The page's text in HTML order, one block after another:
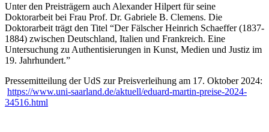
Unter den Preisträgern auch Alexander Hilpert für seine
Doktorarbeit bei Frau Prof. Dr. Gabriele B. Clemens. Die
Doktorarbeit trägt den Titel “Der Fälscher Heinrich Schaeffer (1837-
1884) zwischen Deutschland, Italien und Frankreich. Eine
Untersuchung zu Authentisierungen in Kunst, Medien und Justiz im
19. Jahrhundert.”
Pressemitteilung der UdS zur Preisverleihung am 17. Oktober 2024:
https://www.uni-saarland.de/aktuell/eduard-martin-preise-2024-
34516.html